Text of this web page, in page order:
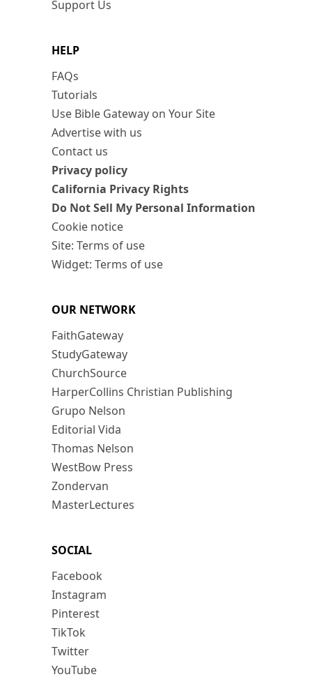
Support Us
HELP
FAQs
Tutorials
Use Bible Gateway on Your Site
Advertise with us
Contact us
Privacy policy
California Privacy Rights
Do Not Sell My Personal Information
Cookie notice
Site: Terms of use
Widget: Terms of use
OUR NETWORK
FaithGateway
StudyGateway
ChurchSource
HarperCollins Christian Publishing
Grupo Nelson
Editorial Vida
Thomas Nelson
WestBow Press
Zondervan
MasterLectures
SOCIAL
Facebook
Instagram
Pinterest
TikTok
Twitter
YouTube